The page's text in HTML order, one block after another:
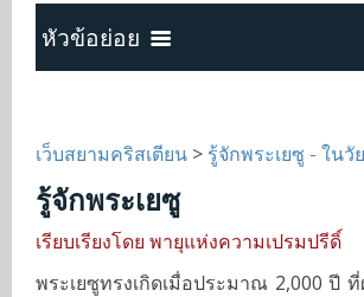
บทความคริสเตียน
คำเทศนาออนไลน์
หัวข้อย่อย
รู้จักพระเจ้า
รู้จักพระเยซู 10
เว็บสยามคริสเตียน > รู้จักพระเยซู - ในวั
รู้จักพระเยซู
เรียบเรียงโดย พายุแห่งความเปรมปรีดิ์
พระเยซูทรงเกิดเมื่อประมาณ 2,000 ปี